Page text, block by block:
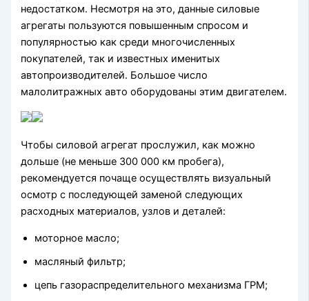
недостатком. Несмотря на это, данные силовые
агрегаты пользуются повышенным спросом и
популярностью как среди многочисленных
покупателей, так и известных именитых
автопроизводителей. Большое число
малолитражных авто оборудованы этим двигателем.
Чтобы силовой агрегат прослужил, как можно
дольше (не меньше 300 000 км пробега),
рекомендуется почаще осуществлять визуальный
осмотр с последующей заменой следующих
расходных материалов, узлов и деталей:
моторное масло;
масляный фильтр;
цепь газораспределительного механизма ГРМ;